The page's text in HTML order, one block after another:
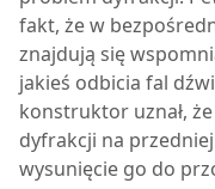
fakt, że w
znajdują się
jakieś odbicia fal
konstruktor uznał,
dyfrakcji na
wysunięcie go do